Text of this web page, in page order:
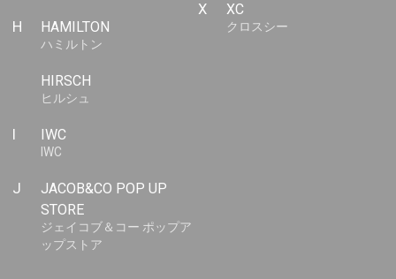
H HAMILTON
ハミルトン
HIRSCH
ヒルシュ
IWC
IWC
J
JACOB&CO POP UP
STORE
ジェイコブ＆コー ポップア
ップストア
X XC
クロスシー